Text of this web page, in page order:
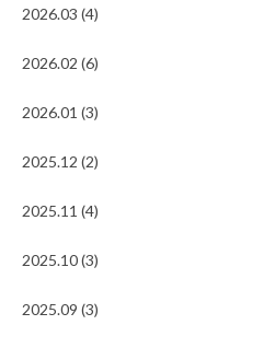
2026.03 (4)
2026.02 (6)
2026.01 (3)
2025.12 (2)
2025.11 (4)
2025.10 (3)
2025.09 (3)